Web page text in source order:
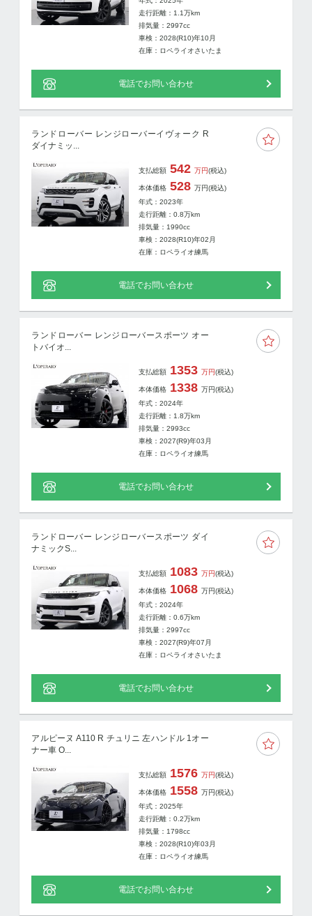
走行距離： 1.1万km
排気量：2997cc
車検：2028(R10)年10月
在庫：ロペライオさいたま
電話でお問い合わせ
ランドローバー レンジローバーイヴォーク R
ダイナミッ...
支払総額 542 万円(税込)
本体価格 528 万円(税込)
年式：2023年
走行距離：0.8万km
排気量：1990cc
車検：2028(R10)年02月
在庫：ロペライオ練馬
電話でお問い合わせ
ランドローバー レンジローバースポーツ オー
トバイオ...
支払総額 1353 万円(税込)
本体価格 1338 万円(税込)
年式：2024年
走行距離： 1.8万km
排気量：2993cc
車検：2027(R9)年03月
在庫：ロペライオ練馬
電話でお問い合わせ
ランドローバー レンジローバースポーツ ダイ
ナミックS...
支払総額 1083 万円(税込)
本体価格 1068 万円(税込)
年式：2024年
走行距離：0.6万km
排気量：2997cc
車検：2027(R9)年07月
在庫：ロペライオさいたま
電話でお問い合わせ
アルピーヌ A110 R チュリニ 左ハンドル 1オー
ナー車 O...
支払総額 1576 万円(税込)
本体価格 1558 万円(税込)
年式：2025年
走行距離：0.2万km
排気量：1798cc
車検：2028(R10)年03月
在庫：ロペライオ練馬
電話でお問い合わせ